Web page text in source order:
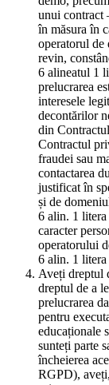
unui contract
în măsura în
operatorul de
revin,
6 alineatul 1
prelucrarea
interesele
decontărilor
din
Contractul
fraudei sau
contactarea
justificat în
și de
6 alin. 1
caracter
operatorului
6 alin. 1
Aveți dreptul
dreptul de a
prelucrarea
pentru
educaționale
sunteți parte
încheierea
RGPD),